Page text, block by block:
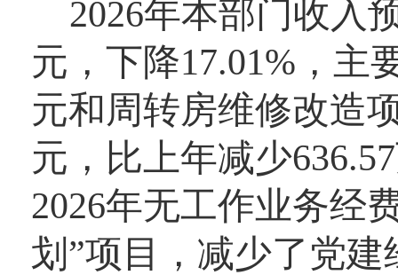
2026年本部门收入
元， 下降17.01%，主
元和周转房维修改造
元，比上年减少636.57
2026年无工作业务经
划”项目
，减少了党